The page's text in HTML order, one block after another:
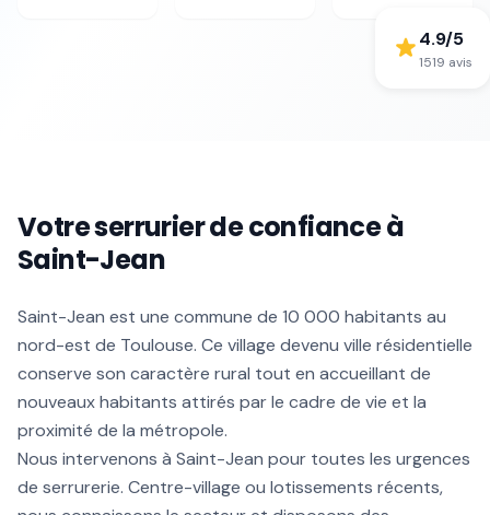
4.9/5
1519 avis
Votre serrurier de confiance à
Saint-Jean
Saint-Jean est une commune de 10 000 habitants au
nord-est de Toulouse. Ce village devenu ville résidentielle
conserve son caractère rural tout en accueillant de
nouveaux habitants attirés par le cadre de vie et la
proximité de la métropole.
Nous intervenons à Saint-Jean pour toutes les urgences
de serrurerie. Centre-village ou lotissements récents,